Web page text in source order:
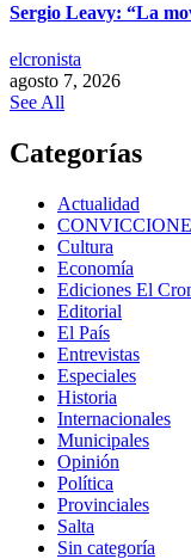
Sergio Leavy: “La
elcronista
agosto 7, 2026
See All
Categorías
Actualidad
Cultura
Economía
Ediciones El
Editorial
El País
Entrevistas
Especiales
Historia
Internacionales
Municipales
Opinión
Política
Provinciales
Salta
Sin categoría